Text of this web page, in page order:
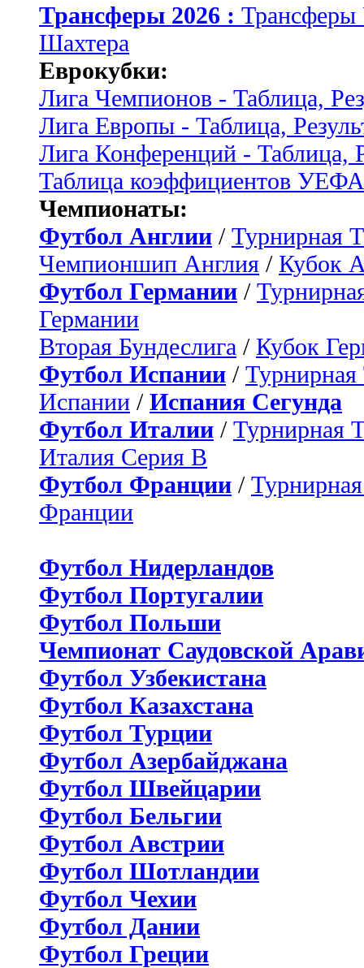
Трансферы 2026 :
Шахтера
Еврокубки:
Лига Чемпионов - Таблица,
Лига Европы - Таблица,
Лига Конференций - Таблица,
Таблица коэффициентов УЕФА
Чемпионаты:
Футбол Англии / Турнирная
Чемпионшип Англия / Кубок
Футбол Германии /
Германии
Вторая Бундеслига / Кубок
Футбол Испании / Турнирная
Испании / Испания Сегунда
Футбол Италии / Турнирная
Италия Серия B
Футбол Франции /
Франции
Футбол Нидерландов
Футбол Португалии
Футбол Польши
Чемпионат Саудовской
Футбол Узбекистана
Футбол Казахстана
Футбол Турции
Футбол Азербайджана
Футбол Швейцарии
Футбол Бельгии
Футбол Австрии
Футбол Шотландии
Футбол Чехии
Футбол Дании
Футбол Греции